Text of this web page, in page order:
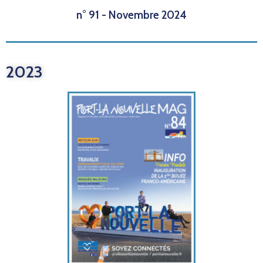
n° 91 - Novembre 2024
2023